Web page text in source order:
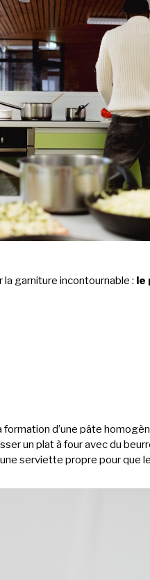
garniture incontournable : le
formation d’une pâte
un plat à four avec du
serviette propre pour que